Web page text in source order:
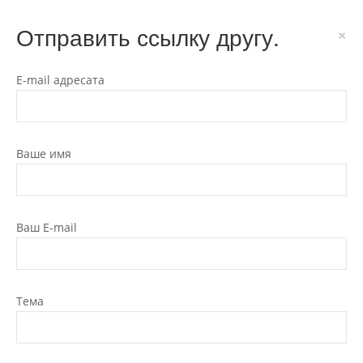
Отправить ссылку другу. ×
E-mail адресата
Ваше имя
Ваш E-mail
Тема